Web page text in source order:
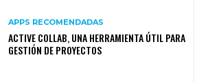
APPS RECOMENDADAS
ACTIVE COLLAB, UNA HERRAMIENTA ÚTIL PARA
GESTIÓN DE PROYECTOS